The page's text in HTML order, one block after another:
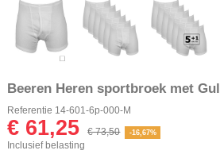
Beeren Heren sportbroek met
Referentie 14-601-6p-000-M
€ 61,25 € 73,50 -16,67%
Inclusief belasting